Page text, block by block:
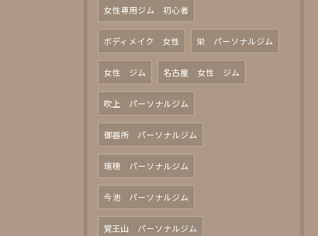
女性専用ジム 初心者
ボディメイク 女性 栄 パーソナルジム
女性 ジム 名古屋 女性 ジム
吹上 パーソナルジム
御器所 パーソナルジム
瑞穂 パーソナルジム
今池 パーソナルジム
覚王山 パーソナルジム